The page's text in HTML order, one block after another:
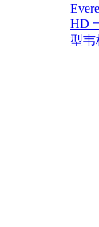
HD
型韦